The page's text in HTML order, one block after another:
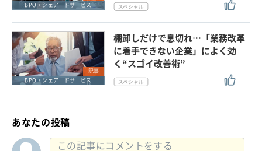
BPO・シェアードサービス
記事
BPO・シェアードサービス
棚卸しだけで息切れ…「業務改革
に着手できない企業」によく効
く“スゴイ改善術”
あなたの投稿